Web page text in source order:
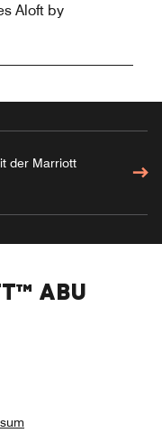
Aloft by
der Marriott
ABU